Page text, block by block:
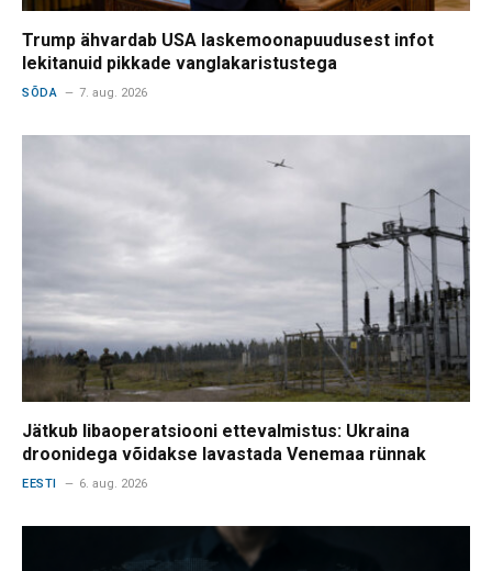
Trump ähvardab USA laskemoonapuudusest infot
lekitanuid pikkade vanglakaristustega
SÕDA 7. aug. 2026
Jätkub libaoperatsiooni ettevalmistus: Ukraina
droonidega võidakse lavastada Venemaa rünnak
EESTI 6. aug. 2026